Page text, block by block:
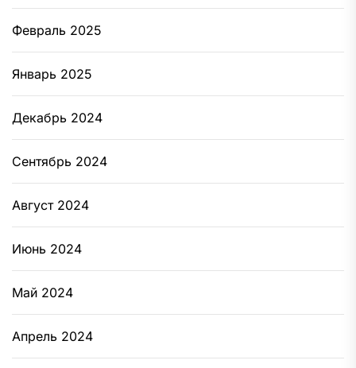
Февраль 2025
Январь 2025
Декабрь 2024
Сентябрь 2024
Август 2024
Июнь 2024
Май 2024
Апрель 2024